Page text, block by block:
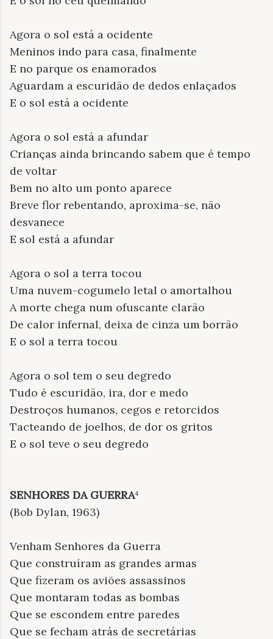
Agora o sol está a ocidente
Meninos indo para casa, finalmente
E no parque os enamorados
Aguardam a escuridão de dedos enlaçados
E o sol está a ocidente
Agora o sol está a afundar
Crianças ainda brincando sabem que é tempo
de voltar
Bem no alto um ponto aparece
Breve flor rebentando, aproxima-se, não
desvanece
E sol está a afundar
Agora o sol a terra tocou
Uma nuvem-cogumelo letal o amortalhou
A morte chega num ofuscante clarão
De calor infernal, deixa de cinza um borrão
E o sol a terra tocou
Agora o sol tem o seu degredo
Tudo é escuridão, ira, dor e medo
Destroços humanos, cegos e retorcidos
Tacteando de joelhos, de dor os gritos
E o sol teve o seu degredo
SENHORES DA GUERRA⁴
(Bob Dylan, 1963)
Venham Senhores da Guerra
Que construíram as grandes armas
Que fizeram os aviões assassinos
Que montaram todas as bombas
Que se escondem entre paredes
Que se fecham atrás de secretárias